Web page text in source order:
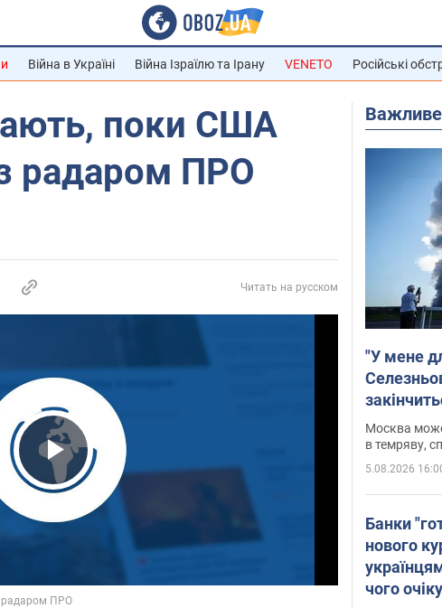
Війна в Україні Війна Ізраїлю та Ірану VENETO Російські
поки США
радаром ПРО
Читать на русском
Play Video
Важливе
"У мене
Москва
в темряву,
5.08.2026
Банки
нового
чого